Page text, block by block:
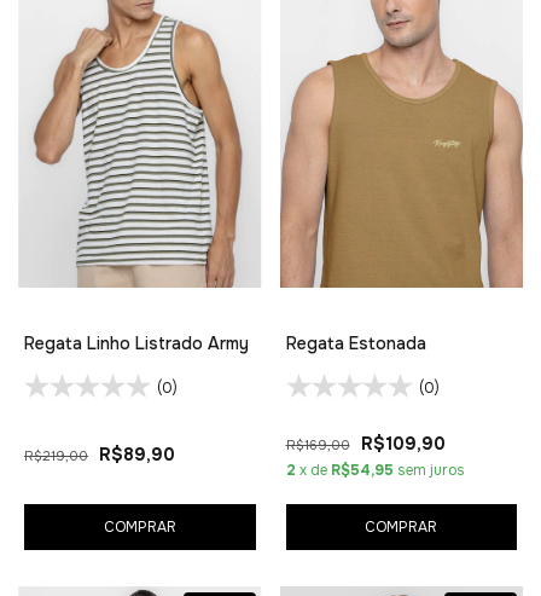
Regata Linho Listrado Army
(0)
R$219,00 R$89,90
COMPRAR
Regata Estonada
(0)
R$169,00 R$109,90
2 x de R$54,95 sem juros
COMPRAR